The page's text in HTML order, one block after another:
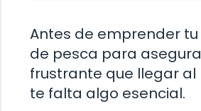
Antes de emprender
de pesca para
frustrante que llegar
te falta algo esencial.